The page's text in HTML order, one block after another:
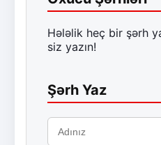
Hələlik heç bir şərh
siz yazın!
Şərh Yaz